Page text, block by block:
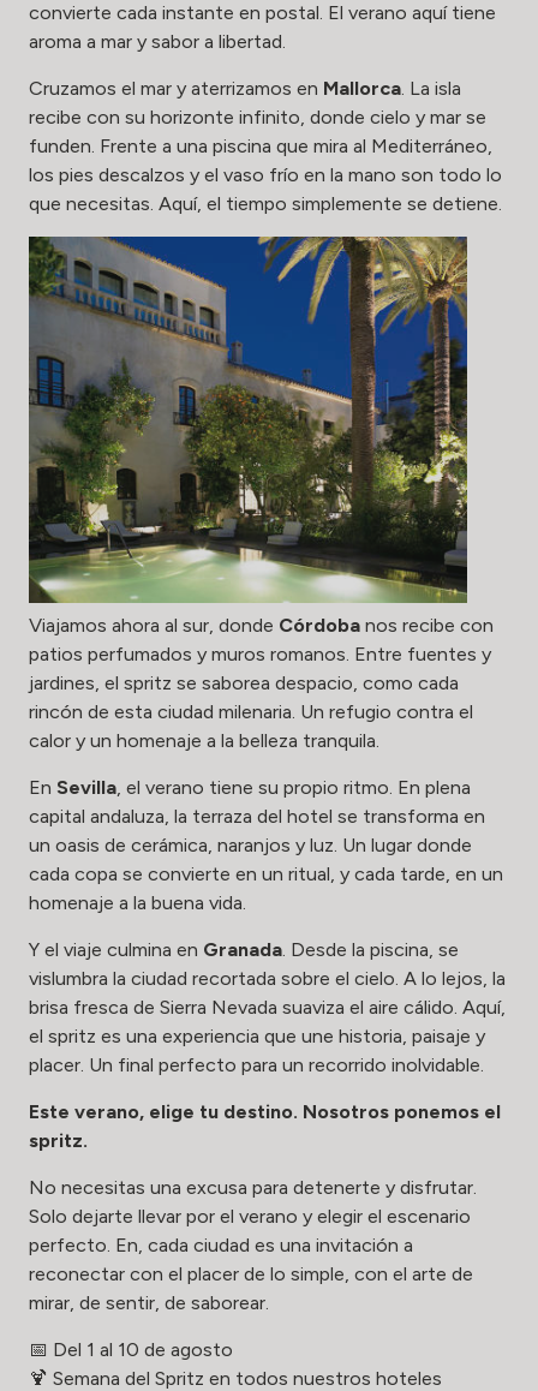
convierte cada instante en postal. El verano aquí tiene
aroma a mar y sabor a libertad.
Cruzamos el mar y aterrizamos en Mallorca. La isla
recibe con su horizonte infinito, donde cielo y mar se
funden. Frente a una piscina que mira al Mediterráneo,
los pies descalzos y el vaso frío en la mano son todo lo
que necesitas. Aquí, el tiempo simplemente se detiene.
Viajamos ahora al sur, donde Córdoba nos recibe con
patios perfumados y muros romanos. Entre fuentes y
jardines, el spritz se saborea despacio, como cada
rincón de esta ciudad milenaria. Un refugio contra el
calor y un homenaje a la belleza tranquila.
En Sevilla , el verano tiene su propio ritmo. En plena
capital andaluza, la terraza del hotel se transforma en
un oasis de cerámica, naranjos y luz. Un lugar donde
cada copa se convierte en un ritual, y cada tarde, en un
homenaje a la buena vida.
Y el viaje culmina en Granada . Desde la piscina, se
vislumbra la ciudad recortada sobre el cielo. A lo lejos, la
brisa fresca de Sierra Nevada suaviza el aire cálido. Aquí,
el spritz es una experiencia que une historia, paisaje y
placer. Un final perfecto para un recorrido inolvidable.
Este verano, elige tu destino. Nosotros ponemos el
spritz.
No necesitas una excusa para detenerte y disfrutar.
Solo dejarte llevar por el verano y elegir el escenario
perfecto. En, cada ciudad es una invitación a
reconectar con el placer de lo simple, con el arte de
mirar, de sentir, de saborear.
📅 Del 1 al 10 de agosto
🍹 Semana del Spritz en todos nuestros hoteles